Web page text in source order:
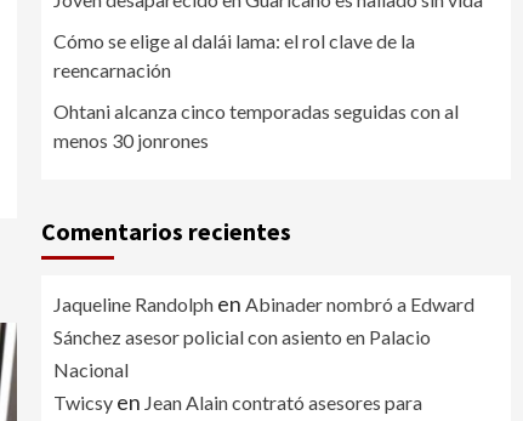
Cómo se elige al dalái lama: el rol clave de la
reencarnación
Ohtani alcanza cinco temporadas seguidas con al
menos 30 jonrones
Comentarios recientes
Jaqueline Randolphen Abinader nombró a Edward
Sánchez asesor policial con asiento en Palacio
Nacional
Twicsyen Jean Alain contrató asesores para